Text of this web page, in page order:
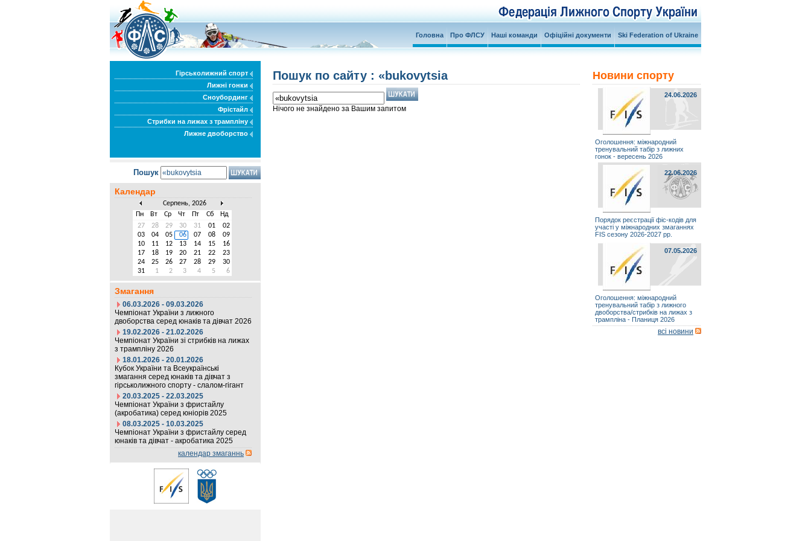
Головна Про ФЛСУ Наші команди Офіційні документи Ski Federation of Ukraine
Гірськолижний спорт
Лижні гонки
Сноубординг
Фрістайл
Стрибки на лижах з трампліну
Лижне двоборство
Пошук
Календар
Серпень, 2026
Пн
Вт Ср Чт Пт Сб
Нд
27
28 29 30 31 01
02
03
04 05 06 07 08
09
10
11 12 13 14 15
16
17
18 19 20 21 22
23
24
25 26 27 28 29
30
31
1 2 3 4 5 6
Змагання
06.03.2026 - 09.03.2026
Чемпіонат України з лижного
двоборства серед юнаків та дівчат 2026
19.02.2026 - 21.02.2026
Чемпіонат України зі стрибків на лижах
з трампліну 2026
18.01.2026 - 20.01.2026
Кубок України та Всеукраїнські
змагання серед юнаків та дівчат з
гірськолижного спорту - слалом-гігант
20.03.2025 - 22.03.2025
Чемпіонат України з фристайлу
(акробатика) серед юніорів 2025
08.03.2025 - 10.03.2025
Чемпіонат України з фристайлу серед
юнаків та дівчат - акробатика 2025
календар змаганнь
Пошук по сайту : «bukovytsia
Нічого не знайдено за Вашим запитом
Новини спорту
24.06.2026
Оголошення: міжнародний
тренувальний табір з лижних
гонок - вересень 2026
22.06.2026
Порядок реєстрації фіс-кодів для
участі у міжнародних змаганнях
FIS сезону 2026-2027 рр.
07.05.2026
Оголошення: міжнародний
тренувальний табір з лижного
двоборства/стрибків на лижах з
трампліна - Планиця 2026
всі новини